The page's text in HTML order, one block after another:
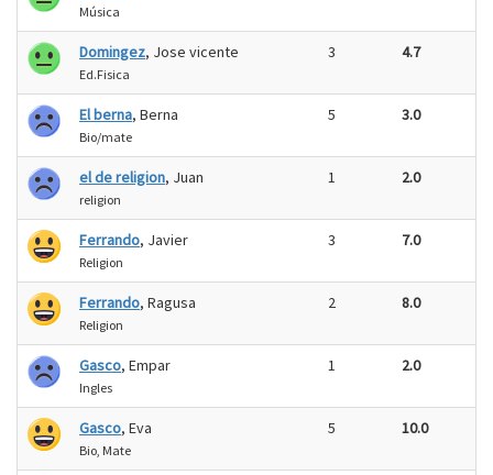
Música
Domingez, Jose vicente
Ed.Fisica
3 4.7
El berna, Berna
Bio/mate
5 3.0
el de religion, Juan
religion
1 2.0
Ferrando, Javier
Religion
3 7.0
Ferrando, Ragusa
Religion
2 8.0
Gasco, Empar
Ingles
1 2.0
Gasco, Eva
Bio, Mate
5 10.0